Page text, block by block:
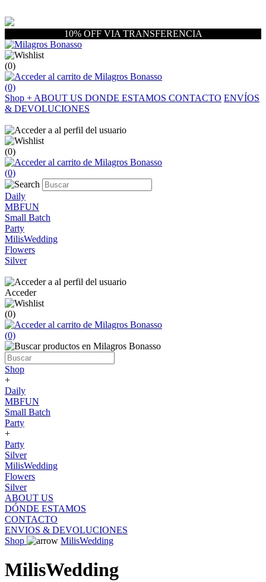
10% OFF VIA TRANSFERENCIA
(0)
(0)
Shop + ABOUT US DONDE ESTAMOS CONTACTO ENVÍOS
& DEVOLUCIONES
(0)
(0)
Daily
MBFUN
Small Batch
Party
MilisWedding
Flowers
Silver
Acceder
(0)
(0)
Shop
+
Daily
MBFUN
Small Batch
Party
+
Party
Silver
MilisWedding
Flowers
Silver
ABOUT US
DÓNDE ESTAMOS
CONTACTO
ENVIOS & DEVOLUCIONES
Shop
MilisWedding
MilisWedding